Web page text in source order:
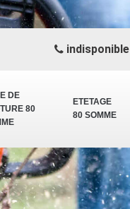
DE
80
ETETAGE
80 SOMME
indisponible